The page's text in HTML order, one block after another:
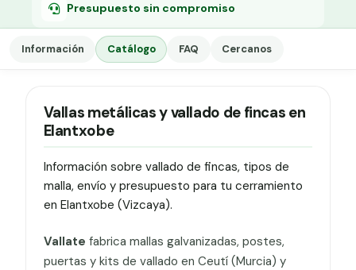
Presupuesto sin compromiso
Información Catálogo FAQ Cercanos
Vallas metálicas y vallado de fincas en
Elantxobe
Información sobre vallado de fincas, tipos de
malla, envío y presupuesto para tu cerramiento
en Elantxobe (Vizcaya).
Vallate fabrica mallas galvanizadas, postes,
puertas y kits de vallado en Ceutí (Murcia) y